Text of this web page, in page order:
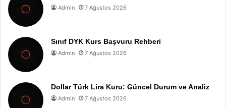
Admin 7 Ağustos 2026
Sınıf DYK Kurs Başvuru Rehberi
Admin 7 Ağustos 2026
Dollar Türk Lira Kuru: Güncel Durum ve Analiz
Admin 7 Ağustos 2026